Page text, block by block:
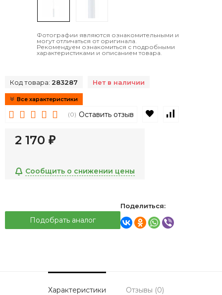
Фотографии являются ознакомительными и
могут отличаться от оригинала.
Рекомендуем ознакомиться с подробными
характеристиками и описанием товара.
Код товара: 283287 Нет в наличии
Все характеристики
(0) Оставить отзыв В избранное
2 170 ₽
Сообщить о снижении цены
Подобрать аналог
Поделиться:
Характеристики Отзывы (0)